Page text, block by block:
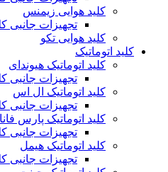
کلید هوایی زیمنس
تجهیزات جانبی
کلید هوایی تکو
کلید اتوماتیک
کلید اتوماتیک هیوندای
تجهیزات جانبی
کلید اتوماتیک ال اس
تجهیزات جانبی
کلید اتوماتیک پارس
تجهیزات جانبی
کلید اتوماتیک هیمل
تجهیزات جانبی